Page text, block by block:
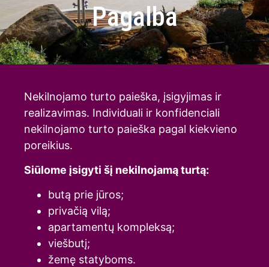
Pagalba
Nekilnojamo turto paieška, įsigyjimas ir
realizavimas. Individuali ir konfidenciali
nekilnojamo turto paieška pagal kiekvieno
poreikius.
Siūlome įsigyti šį nekilnojamą turtą:
butą prie jūros;
privačią vilą;
apartamentų kompleksą;
viešbutį;
žemę statyboms.